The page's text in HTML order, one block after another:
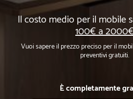
Il costo medio per il mobile
100€ a
Vuoi sapere il prezzo preciso per il
preventivi gratuiti.
È completamente